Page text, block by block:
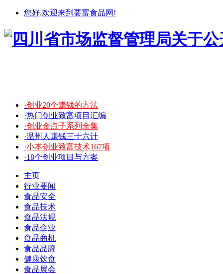
您好,欢迎来到要富食品网!
·创业20个赚钱的方法
·热门创业致富项目汇编
·创业金点子系列全集
·温州人赚钱三十六计
·小本创业致富技术167项
·18个创业项目与方案
主页
行业要闻
食品安全
食品技术
食品法规
食品企业
食品商机
食品品牌
健康饮食
食品展会